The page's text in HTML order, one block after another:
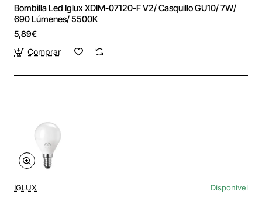
Bombilla Led Iglux XDIM-07120-F V2/ Casquillo GU10/ 7W/
690 Lúmenes/ 5500K
5,89€
Comprar
IGLUX Disponível